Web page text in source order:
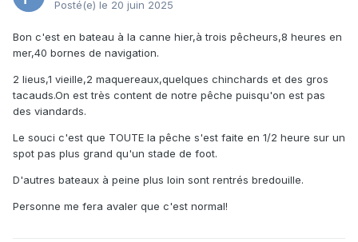
Posté(e) le 20 juin 2025
Bon c'est en bateau à la canne hier,à trois pêcheurs,8 heures en
mer,40 bornes de navigation.
2 lieus,1 vieille,2 maquereaux,quelques chinchards et des gros
tacauds.On est très content de notre pêche puisqu'on est pas
des viandards.
Le souci c'est que TOUTE la pêche s'est faite en 1/2 heure sur un
spot pas plus grand qu'un stade de foot.
D'autres bateaux à peine plus loin sont rentrés bredouille.
Personne me fera avaler que c'est normal!